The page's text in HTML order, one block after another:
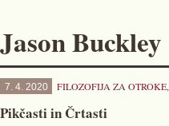
Jason Buckley
7. 4. 2020 FILOZOFIJA ZA OTROKE,
Pikčasti in Črtasti